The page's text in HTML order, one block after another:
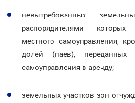
невытребованных
распорядителями
местного самоуправления,
долей (паев), переданных
самоуправления в аренду;
земельных участков зон